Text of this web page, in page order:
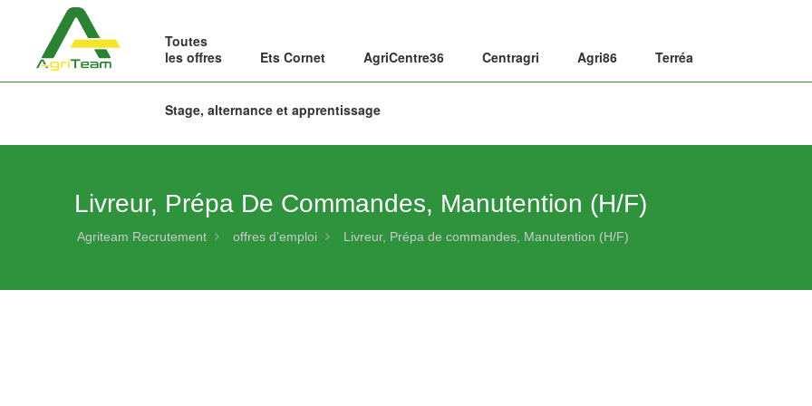
Toutes
les offres
Ets Cornet AgriCentre36 Centragri Agri86 Terréa
Stage, alternance et apprentissage
Livreur, Prépa De Commandes, Manutention (H/F)
Agriteam Recrutement offres d’emploi Livreur, Prépa de commandes, Manutention (H/F)